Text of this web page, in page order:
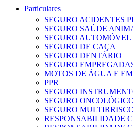
Particulares
SEGURO ACIDENTES
SEGURO SAÚDE
SEGURO AUTOMÓVEL
SEGURO DE CAÇA
SEGURO DENTÁRIO
SEGURO
MOTOS DE ÁGUA E
PPR
SEGURO
SEGURO
SEGURO
RESPONSABILIDADE